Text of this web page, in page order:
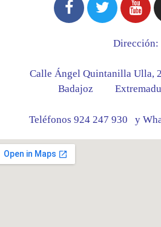
Dirección:
Calle Ángel Quintanilla
Badajoz
Teléfonos 924 247 930 y